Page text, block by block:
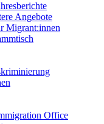
Angebote
Migrant:innen
Office